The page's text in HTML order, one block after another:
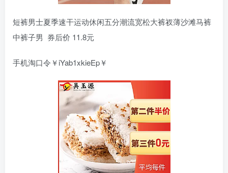
短裤男士夏季速干运动休闲五分潮流宽松大裤衩薄沙滩马裤
中裤子男 券后价 11.8元
手机淘口令￥iYab1xkieEp￥